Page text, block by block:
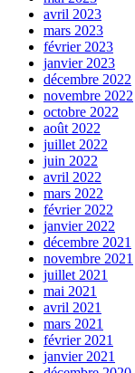
avril 2023
mars 2023
février 2023
janvier 2023
décembre 2022
novembre 2022
octobre 2022
août 2022
juillet 2022
juin 2022
avril 2022
mars 2022
février 2022
janvier 2022
décembre 2021
novembre 2021
juillet 2021
mai 2021
avril 2021
mars 2021
février 2021
janvier 2021